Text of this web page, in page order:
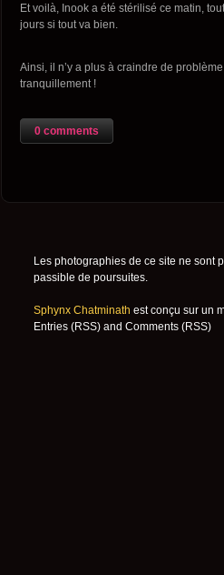
Et voilà, Inook a été stérilisé ce matin,
jours si tout va bien.
Ainsi, il n’y a plus à craindre de
tranquillement !
0 comments
Les photographies de ce site ne sont
passible de poursuites.
Sphynx Chatminath est conçu sur un
Entries (RSS)and Comments (RSS)